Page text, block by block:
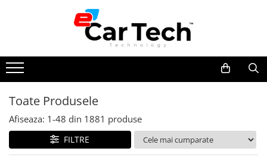
Summer sale
Navigatie dedicata
Navigatii Volkswagen
Navigatii Skoda
Navigatii Seat
Toate Produsele
Afiseaza: 1-48 din 1881 produse
FILTRE